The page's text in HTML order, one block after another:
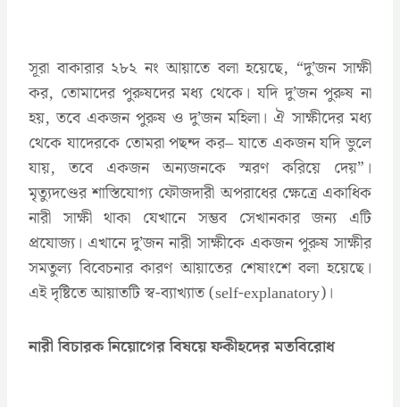
সূরা বাকারার ২৮২ নং আয়াতে বলা হয়েছে, “দু’জন সাক্ষী
কর, তোমাদের পুরুষদের মধ্য থেকে। যদি দু’জন পুরুষ না
হয়, তবে একজন পুরুষ ও দু’জন মহিলা। ঐ সাক্ষীদের মধ্য
থেকে যাদেরকে তোমরা পছন্দ কর– যাতে একজন যদি ভুলে
যায়, তবে একজন অন্যজনকে স্মরণ করিয়ে দেয়”।
মৃত্যুদণ্ডের শাস্তিযোগ্য ফৌজদারী অপরাধের ক্ষেত্রে একাধিক
নারী সাক্ষী থাকা যেখানে সম্ভব সেখানকার জন্য এটি
প্রযোজ্য। এখানে দু’জন নারী সাক্ষীকে একজন পুরুষ সাক্ষীর
সমতুল্য বিবেচনার কারণ আয়াতের শেষাংশে বলা হয়েছে।
এই দৃষ্টিতে আয়াতটি স্ব-ব্যাখ্যাত (self-explanatory)।
নারী বিচারক নিয়োগের বিষয়ে ফকীহদের মতবিরোধ